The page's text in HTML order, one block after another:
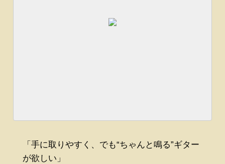
「手に取りやすく、でも“ちゃんと鳴る”ギター
が欲しい」